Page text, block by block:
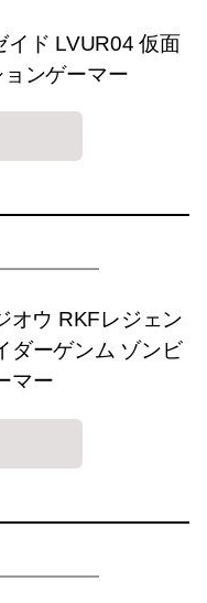
イド LVUR04 仮面
ンゲーマー
オウ RKFレジェン
ダーゲンム ゾンビ
マー